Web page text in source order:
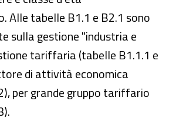
Alle tabelle B1.1 e B2.1 sono
sulla gestione "industria e
tariffaria (tabelle B1.1.1 e
di attività economica
per grande gruppo tariffario